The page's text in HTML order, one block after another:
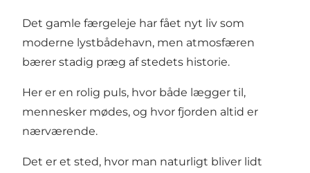
Det gamle færgeleje har fået nyt liv som
moderne lystbådehavn, men atmosfæren
bærer stadig præg af stedets historie.
Her er en rolig puls, hvor både lægger til,
mennesker mødes, og hvor fjorden altid er
nærværende.
Det er et sted, hvor man naturligt bliver lidt